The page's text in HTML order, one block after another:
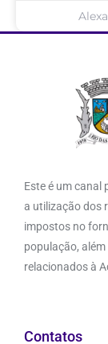
Este é um canal
a utilização dos
impostos no
população,
relacionados à
Contatos